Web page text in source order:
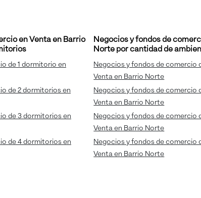
en Venta en Barrio
de 1 dormitorio en
de 2 dormitorios en
de 3 dormitorios en
de 4 dormitorios en
Negocios y fondos de
Norte por cantidad de
Negocios y fondos de comercio
Venta en Barrio Norte
Negocios y fondos de comercio
Venta en Barrio Norte
Negocios y fondos de comercio
Venta en Barrio Norte
Negocios y fondos de comercio
Venta en Barrio Norte